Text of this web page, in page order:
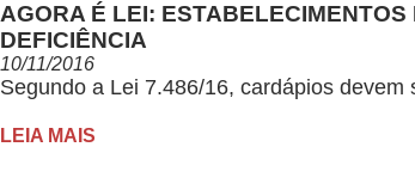
AGORA É LEI:
DEFICIÊNCIA
10/11/2016
Segundo a Lei 7.486/16, cardápios
LEIA MAIS